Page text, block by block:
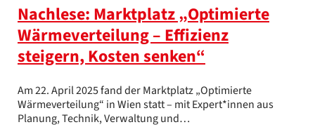
Nachlese: Marktplatz „Optimierte
Wärmeverteilung – Effizienz
steigern, Kosten senken“
Am 22. April 2025 fand der Marktplatz „Optimierte
Wärmeverteilung“ in Wien statt – mit Expert*innen aus
Planung, Technik, Verwaltung und…